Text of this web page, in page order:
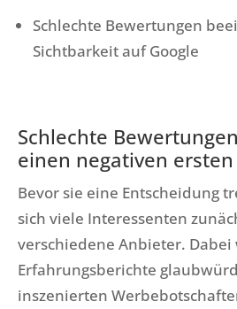
Schlechte Bewertungen
Sichtbarkeit auf Google
Schlechte
einen negativen
Bevor sie eine Entscheidung
sich viele Interessenten
verschiedene Anbieter.
Erfahrungsberichte
inszenierten